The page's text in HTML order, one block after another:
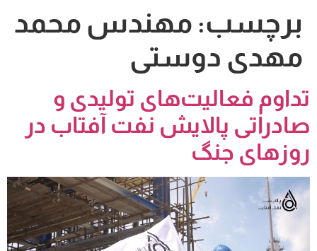
برچسب: مهندس محمد
مهدی دوستی
تداوم فعالیت‌های تولیدی و
صادراتی پالایش نفت آفتاب در
روزهای جنگ